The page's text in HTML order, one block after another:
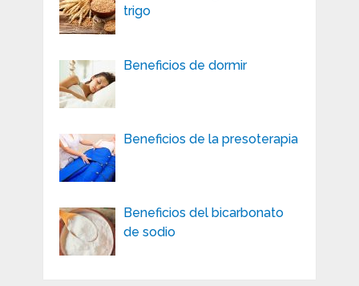
trigo
Beneficios de dormir
Beneficios de la presoterapia
Beneficios del bicarbonato
de sodio